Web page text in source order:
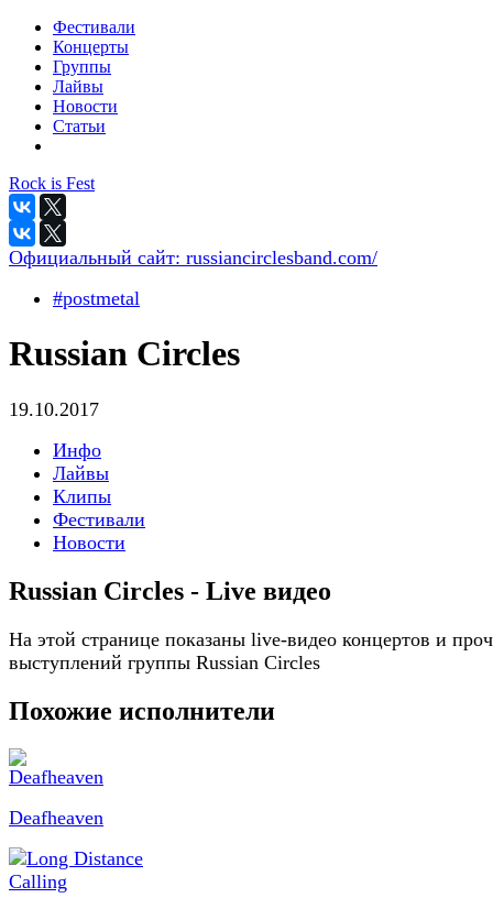
Фестивали
Концерты
Группы
Лайвы
Новости
Статьи
Rock is Fest
Официальный сайт: russiancirclesband.com/
#postmetal
Russian Circles
19.10.2017
Инфо
Лайвы
Клипы
Фестивали
Новости
Russian Circles - Live видео
На этой странице показаны live-видео концертов и
выступлений группы Russian Circles
Похожие исполнители
Deafheaven